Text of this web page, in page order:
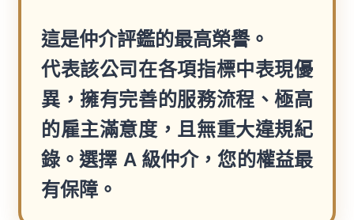
這是仲介評鑑的最高榮譽。
代表該公司在各項指標中表現優
異，擁有完善的服務流程、極高
的雇主滿意度，且無重大違規紀
錄。選擇 A 級仲介，您的權益最
有保障。